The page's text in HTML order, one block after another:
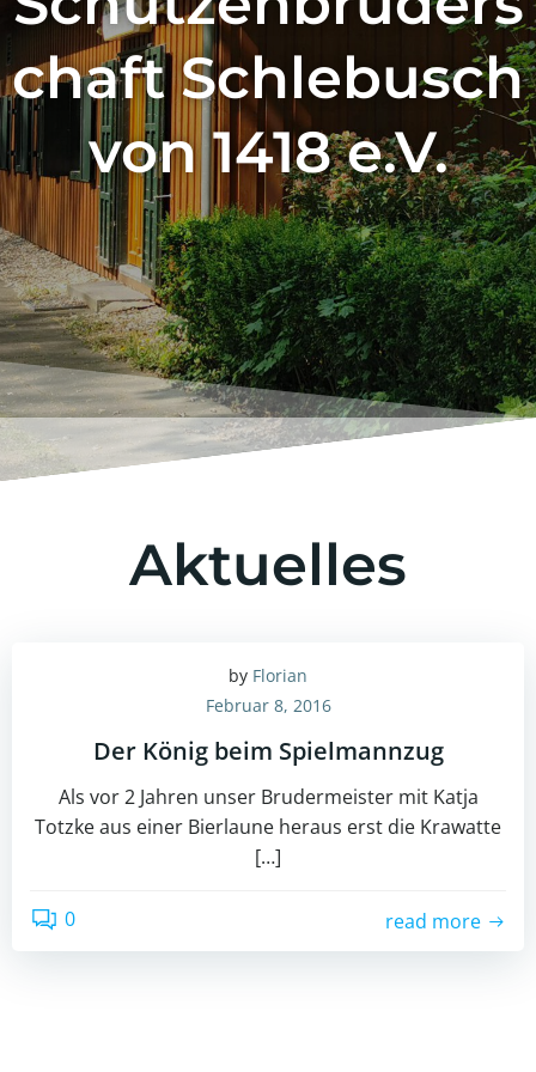
chaft Schlebusch
von 1418 e.V.
Aktuelles
by Florian
Februar 8, 2016
Der König beim Spielmannzug
Als vor 2 Jahren unser Brudermeister mit Katja
Totzke aus einer Bierlaune heraus erst die Krawatte
[…]
0 read more